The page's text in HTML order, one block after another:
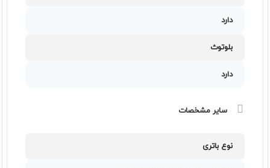
دارد
بلوتوث
دارد
سایر مشخصات
نوع باتری